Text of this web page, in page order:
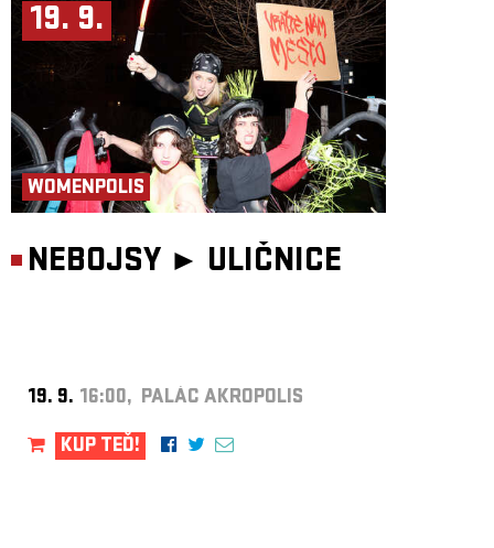
19. 9.
WOMENPOLIS
NEBOJSY ► ULIČNICE
19. 9. 16:00, PALÁC AKROPOLIS
KUP TEĎ!